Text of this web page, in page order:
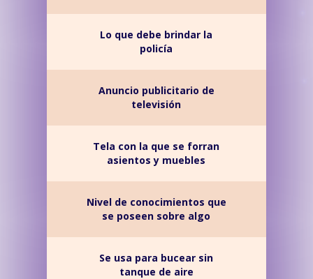
Lo que debe brindar la
policía
Anuncio publicitario de
televisión
Tela con la que se forran
asientos y muebles
Nivel de conocimientos que
se poseen sobre algo
Se usa para bucear sin
tanque de aire